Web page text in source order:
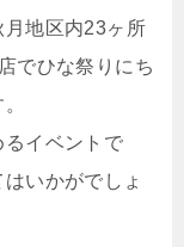
月地区内23ヶ所
でひな祭りにち
るイベントで
いかがでしょ